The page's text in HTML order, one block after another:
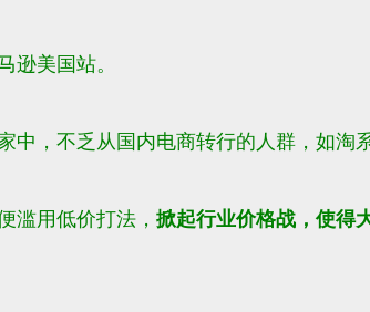
逊美国站。
，不乏从国内电商转行的人群，如淘
滥用低价打法， 掀起行业价格战，使得